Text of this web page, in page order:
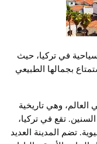
في تركيا، حيث
بجمالها الطبيعي
وهي تاريخية
تقع في تركيا،
تضم المدينة العديد